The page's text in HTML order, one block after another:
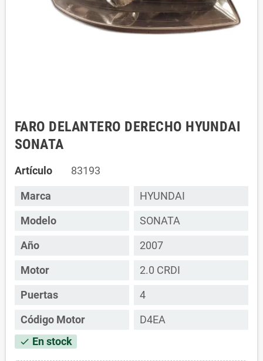
FARO DELANTERO DERECHO HYUNDAI
SONATA
Artículo 83193
Marca
HYUNDAI
Modelo
SONATA
Año
2007
Motor
2.0 CRDI
Puertas
4
Código Motor
D4EA
check En stock